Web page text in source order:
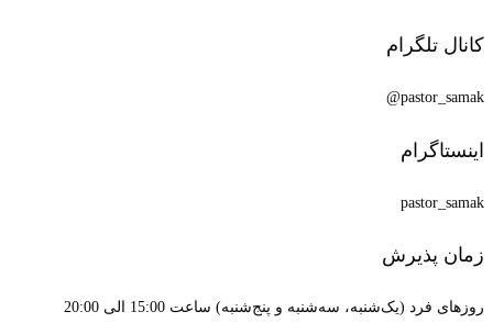
کانال تلگرام
pastor_samak@
اینستاگرام
pastor_samak
زمان پذیرش
روزهای فرد (یک‌شنبه، سه‌شنبه و پنج‌شنبه) ساعت 15:00 الی 20:00